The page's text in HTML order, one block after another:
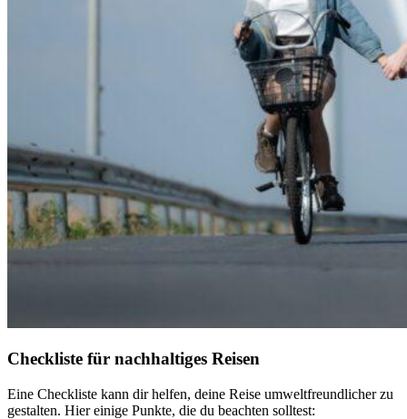
Checkliste für nachhaltiges Reisen
Eine Checkliste kann dir helfen, deine Reise umweltfreundlicher zu
gestalten. Hier einige Punkte, die du beachten solltest: